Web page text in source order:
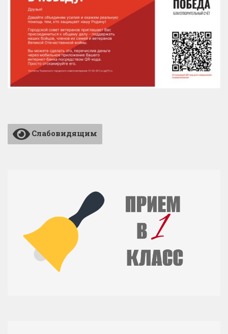
Слабовидящим